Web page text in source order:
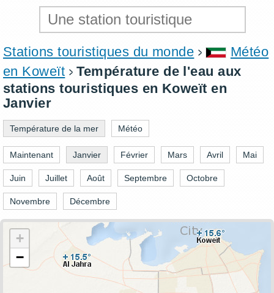
Stations touristiques du monde
Météo
en Koweït
Température de l'eau aux
stations touristiques en Koweït en
Janvier
Température de la mer Météo
Maintenant Janvier Février Mars Avril Mai
Juin Juillet Août Septembre Octobre
Novembre Décembre
+
−